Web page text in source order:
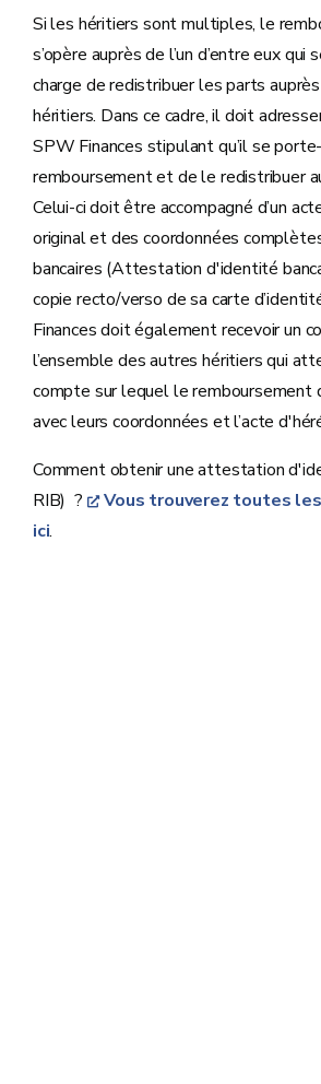
Si les héritiers sont multiples, le
s’opère auprès de l’un d’entre eux
charge de redistribuer les parts
héritiers. Dans ce cadre, il doit
SPW Finances stipulant qu’il se
remboursement et de le redistribuer
Celui-ci doit être accompagné d’un
original et des coordonnées
bancaires (Attestation d'identité
copie recto/verso de sa carte
Finances doit également recevoir un
l’ensemble des autres héritiers qui
compte sur lequel le remboursement
avec leurs coordonnées et l’acte
Comment obtenir une attestation
RIB) ?
Vous trouverez toutes
ici.